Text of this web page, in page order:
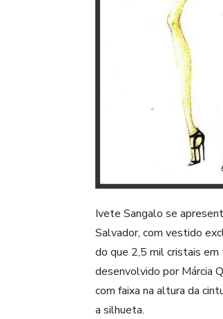
Ivete Sangalo se
Salvador, com vestido
do que 2,5 mil cristais
desenvolvido por Márcia
com faixa na altura da
a silhueta.